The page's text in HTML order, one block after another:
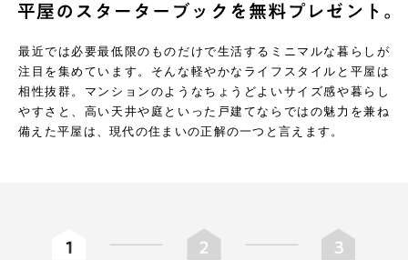
最近では必要最低限のものだけで生活するミニマルな暮らしが
注目を集めています。そんな軽やかなライフスタイルと平屋は
相性抜群。マンションのようなちょうどよいサイズ感や暮らし
やすさと、高い天井や庭といった戸建てならではの魅力を兼ね
備えた平屋は、現代の住まいの正解の一つと言えます。